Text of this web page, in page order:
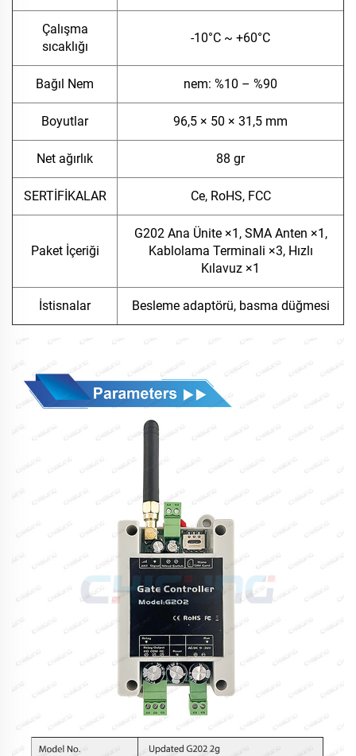
Çalışma
sıcaklığı
-10°C ~ +60°C
Bağıl Nem nem: %10 – %90
Boyutlar 96,5 × 50 × 31,5 mm
Net ağırlık 88 gr
SERTİFİKALAR Ce, RoHS, FCC
Paket İçeriği
G202 Ana Ünite ×1, SMA Anten ×1,
Kablolama Terminali ×3, Hızlı
Kılavuz ×1
İstisnalar Besleme adaptörü, basma düğmesi